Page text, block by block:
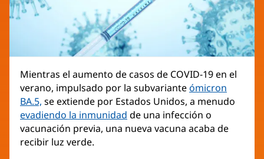
Mientras el aumento de casos de COVID-19 en el
verano, impulsado por la subvarianteómicron
BA.5, se extiende por Estados Unidos, a menudo
evadiendo la inmunidad de una infección o
vacunación previa, una nueva vacuna acaba de
recibir luz verde.